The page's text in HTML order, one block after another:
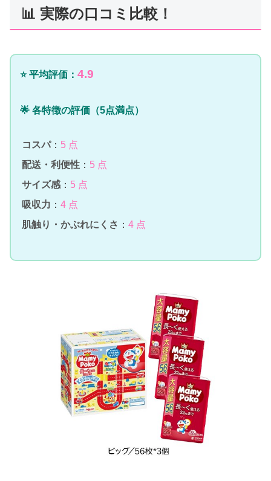
📊 実際の口コミ比較！
⭐ 平均評価： 4.9
🌟 各特徴の評価（5点満点）
コスパ： 5 点
配送・利便性 ： 5 点
サイズ感 ： 5 点
吸収力 ：4 点
肌触り・かぶれにくさ ：4 点